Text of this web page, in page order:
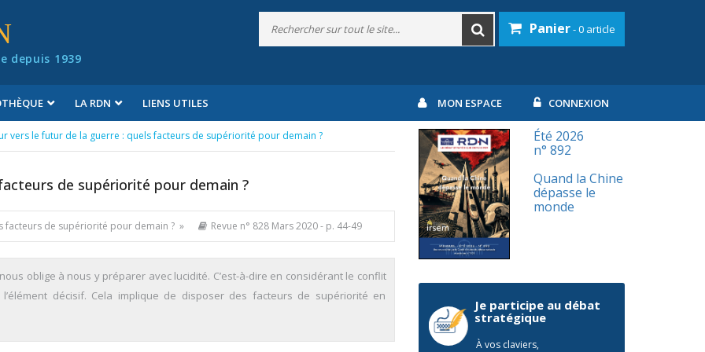
depuis 1939
Panier- 0 article
LA RDN LIENS UTILES MON ESPACE CONNEXION
vers le futur de la guerre : quels facteurs de supériorité pour demain ?
de supériorité pour demain ?
facteurs de supériorité pour demain ? » Revue n° 828 Mars 2020- p. 44-49
oblige à nous y préparer avec lucidité. C’est-à-dire en considérant le conflit
décisif. Cela implique de disposer des facteurs de supériorité en
Été 2026
n° 892
Quand la Chine
dépasse le
monde
Je participe au débat
stratégique
À vos claviers,